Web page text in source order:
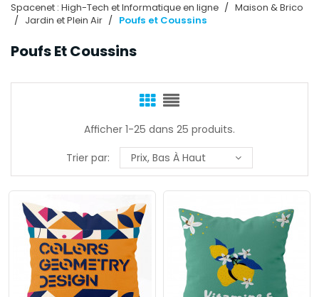
Spacenet : High-Tech et Informatique en ligne
Maison & Brico
Jardin et Plein Air
Poufs et Coussins
Poufs Et Coussins
Afficher 1-25 dans 25 produits.
Trier par:
Prix, Bas À Haut